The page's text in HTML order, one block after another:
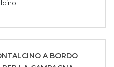
A BORDO